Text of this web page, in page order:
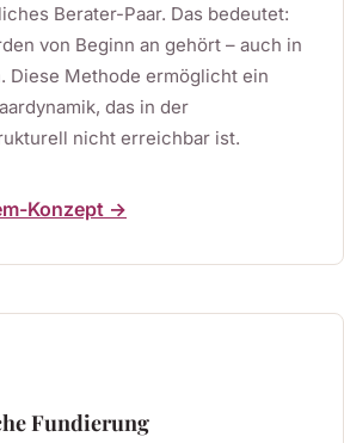
Berater-Paar. Das bedeutet:
von Beginn an gehört – auch in
Diese Methode ermöglicht ein
das in der
nicht erreichbar ist.
Konzept →
Fundierung